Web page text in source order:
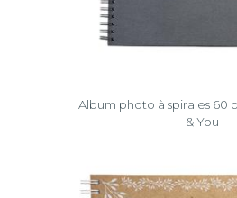
Album photo à spirales 60
& You